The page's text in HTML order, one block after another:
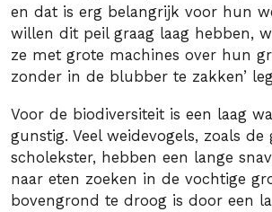
en dat is erg belangrijk voor hun
willen dit peil graag laag hebben,
ze met grote machines over hun
zonder in de blubber te zakken’
Voor de biodiversiteit is een laag
gunstig. Veel weidevogels, zoals
scholekster, hebben een lange
naar eten zoeken in de vochtige
bovengrond te droog is door een